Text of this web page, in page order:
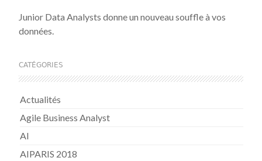
Junior Data Analysts donne un nouveau souffle à vos
données.
CATÉGORIES
Actualités
Agile Business Analyst
AI
AIPARIS 2018